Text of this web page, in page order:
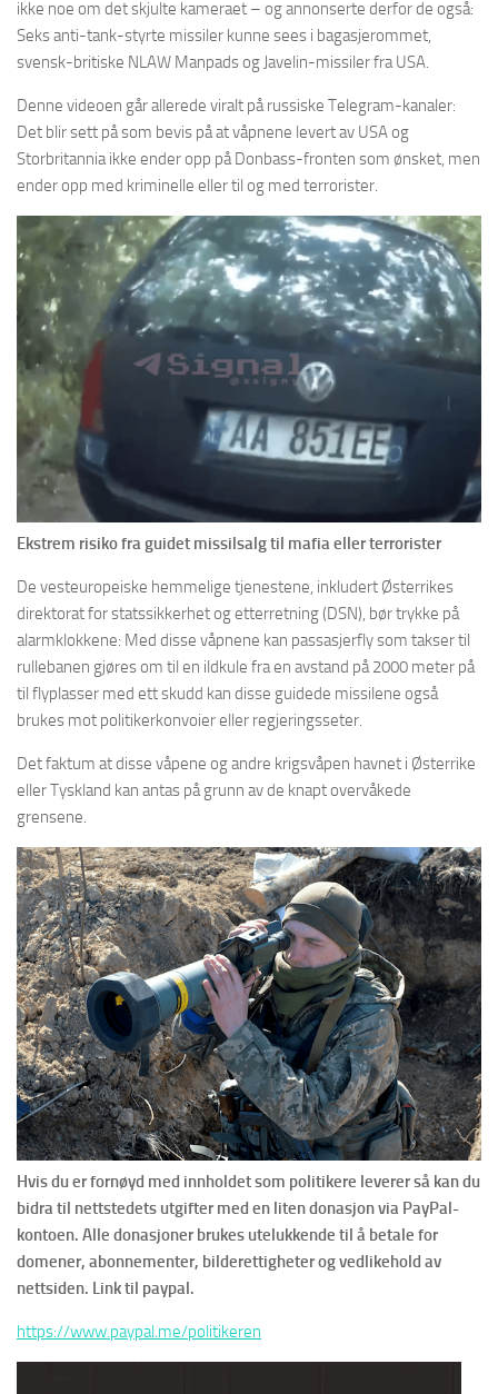
ikke noe om det skjulte kameraet – og annonserte derfor de også:
Seks anti-tank-styrte missiler kunne sees i bagasjerommet,
svensk-britiske NLAW Manpads og Javelin-missiler fra USA.
Denne videoen går allerede viralt på russiske Telegram-kanaler:
Det blir sett på som bevis på at våpnene levert av USA og
Storbritannia ikke ender opp på Donbass-fronten som ønsket, men
ender opp med kriminelle eller til og med terrorister.
Ekstrem risiko fra guidet missilsalg til mafia eller terrorister
De vesteuropeiske hemmelige tjenestene, inkludert Østerrikes
direktorat for statssikkerhet og etterretning (DSN), bør trykke på
alarmklokkene: Med disse våpnene kan passasjerfly som takser til
rullebanen gjøres om til en ildkule fra en avstand på 2000 meter på
til flyplasser med ett skudd kan disse guidede missilene også
brukes mot politikerkonvoier eller regjeringsseter.
Det faktum at disse våpene og andre krigsvåpen havnet i Østerrike
eller Tyskland kan antas på grunn av de knapt overvåkede
grensene.
Hvis du er fornøyd med innholdet som politikere leverer så kan du
bidra til nettstedets utgifter med en liten donasjon via PayPal-
kontoen. Alle donasjoner brukes utelukkende til å betale for
domener, abonnementer, bilderettigheter og vedlikehold av
nettsiden. Link til paypal.
https://www.paypal.me/politikeren